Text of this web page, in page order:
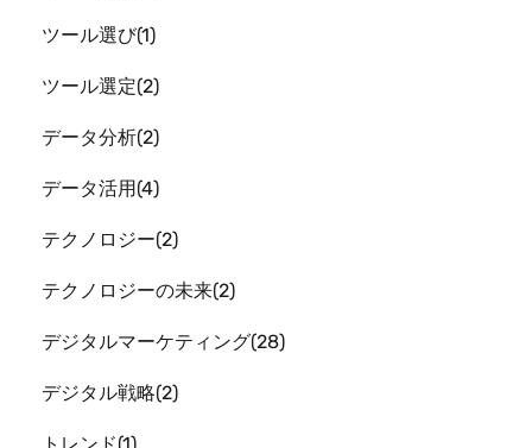
ツール選び 1
ツール選定 2
データ分析 2
データ活用 4
テクノロジー 2
テクノロジーの未来 2
デジタルマーケティング 28
デジタル戦略 2